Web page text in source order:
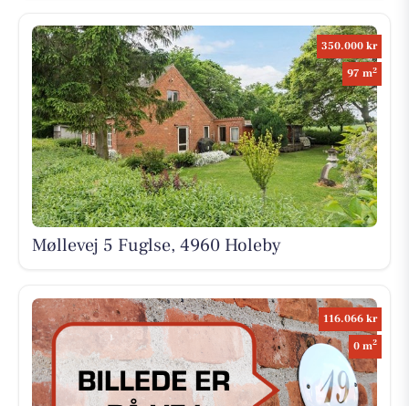
350.000 kr
97 m2
Møllevej 5 Fuglse, 4960 Holeby
116.066 kr
0 m2